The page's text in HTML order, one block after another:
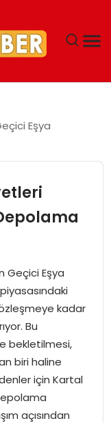
Eşya
Geçici Eşya
kadar
Bu
bekletilmesi,
biri haline
için Kartal
açısından